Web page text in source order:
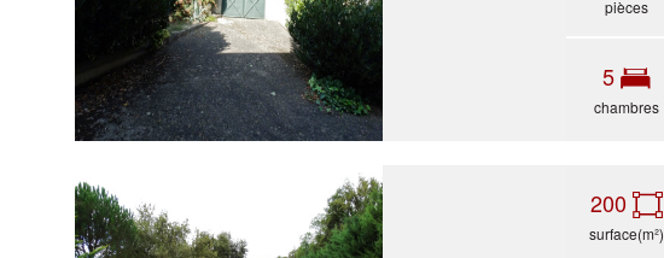
pièces
5
chambres
200
surface(m²)